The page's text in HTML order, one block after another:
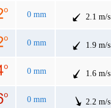
0 mm 2.1 m/s
0 mm 1.9 m/s
0 mm 1.6 m/s
0 mm 2.2 m/s